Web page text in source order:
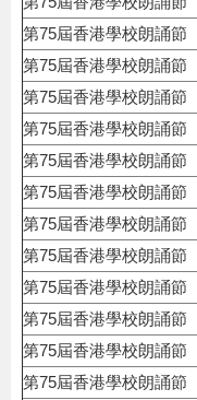
第75屆香港學校朗誦節
第75屆香港學校朗誦節
第75屆香港學校朗誦節
第75屆香港學校朗誦節
第75屆香港學校朗誦節
第75屆香港學校朗誦節
第75屆香港學校朗誦節
第75屆香港學校朗誦節
第75屆香港學校朗誦節
第75屆香港學校朗誦節
第75屆香港學校朗誦節
第75屆香港學校朗誦節